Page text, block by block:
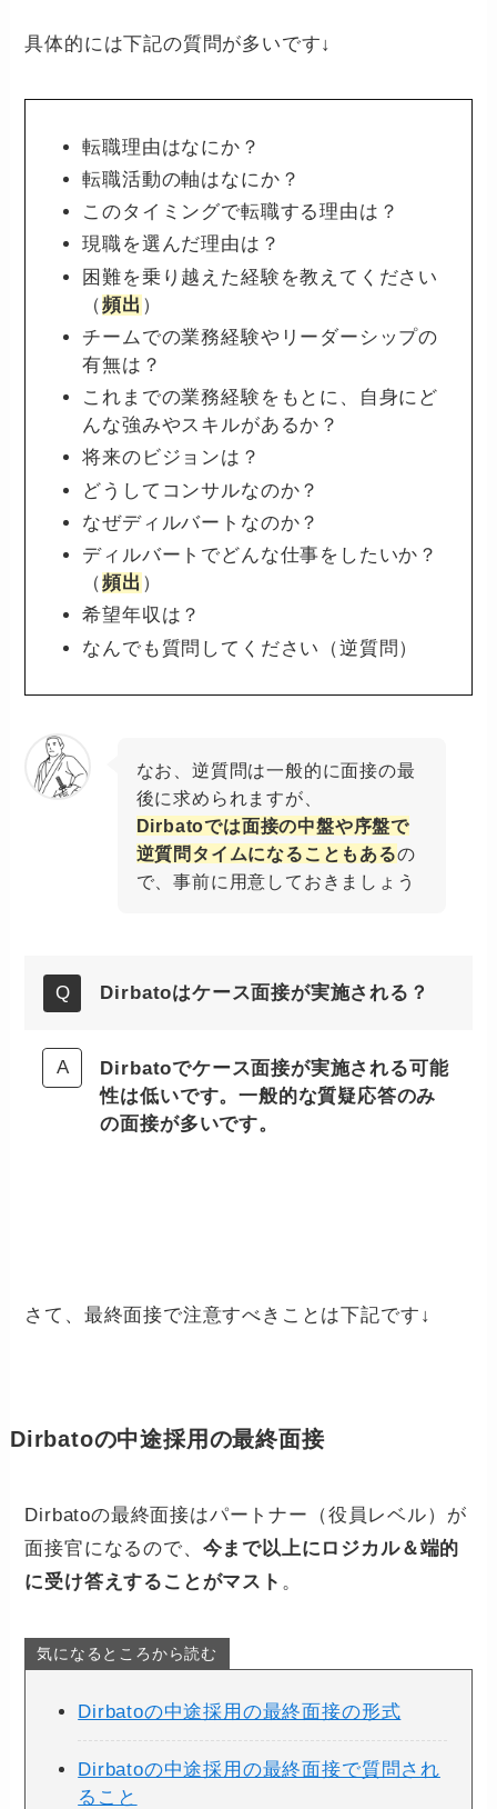
具体的には下記の質問が多いです↓
転職理由はなにか？
転職活動の軸はなにか？
このタイミングで転職する理由は？
現職を選んだ理由は？
困難を乗り越えた経験を教えてください
（頻出 ）
チームでの業務経験やリーダーシップの
有無は？
これまでの業務経験をもとに、自身にど
んな強みやスキルがあるか？
将来のビジョンは？
どうしてコンサルなのか？
なぜディルバートなのか？
ディルバートでどんな仕事をしたいか？
（頻出 ）
希望年収は？
なんでも質問してください（逆質問）
なお、逆質問は一般的に面接の最
後に求められますが、
Dirbatoでは面接の中盤や序盤で
逆質問タイムになることもあるの
で、事前に用意しておきましょう
Dirbatoはケース面接が実施される？
Dirbatoでケース面接が実施される可能
性は低いです。一般的な質疑応答のみ
の面接が多いです。
さて、最終面接で注意すべきことは下記です↓
Dirbatoの中途採用の最終面接
Dirbatoの最終面接はパートナー（役員レベル）が
面接官になるので、 今まで以上にロジカル＆端的
に受け答えすることがマスト 。
気になるところから読む
Dirbatoの中途採用の最終面接の形式
Dirbatoの中途採用の最終面接で質問され
ること